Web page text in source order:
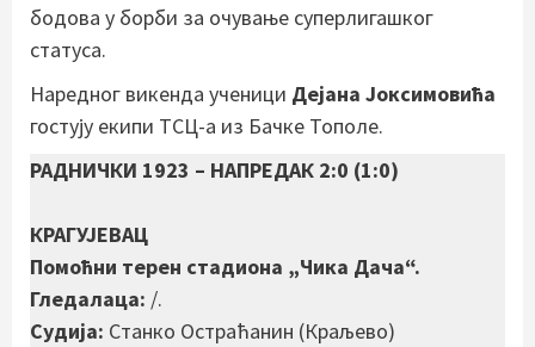
бодова у борби за очување суперлигашког
статуса.
Наредног викенда ученици Дејана Јоксимовића
гостују екипи ТСЦ-а из Бачке Тополе.
РАДНИЧКИ 1923 – НАПРЕДАК 2:0 (1:0)
КРАГУЈЕВАЦ
Помоћни терен стадиона „Чика Дача“.
Гледалаца: /.
Судија: Станко Остраћанин (Краљево)